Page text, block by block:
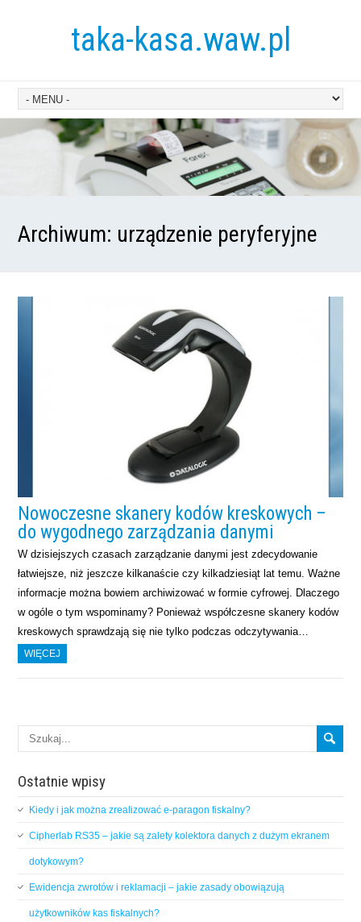
taka-kasa.waw.pl
Archiwum: urządzenie peryferyjne
Nowoczesne skanery kodów kreskowych –
do wygodnego zarządzania danymi
W dzisiejszych czasach zarządzanie danymi jest zdecydowanie
łatwiejsze, niż jeszcze kilkanaście czy kilkadziesiąt lat temu. Ważne
informacje można bowiem archiwizować w formie cyfrowej. Dlaczego
w ogóle o tym wspominamy? Ponieważ współczesne skanery kodów
kreskowych sprawdzają się nie tylko podczas odczytywania…
WIĘCEJ
Ostatnie wpisy
Kiedy i jak można zrealizować e-paragon fiskalny?
Cipherlab RS35 – jakie są zalety kolektora danych z dużym ekranem
dotykowym?
Ewidencja zwrotów i reklamacji – jakie zasady obowiązują
użytkowników kas fiskalnych?